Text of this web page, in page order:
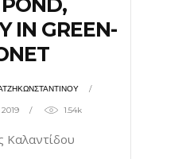
IN GREEN-
1.54k
Καλαντίδου